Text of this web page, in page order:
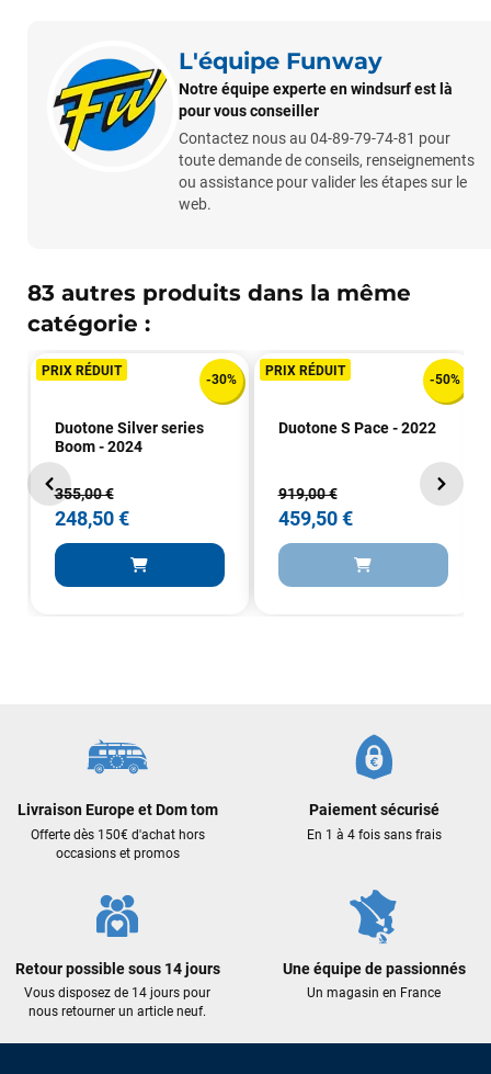
L'équipe Funway
Notre équipe experte en windsurf est là
pour vous conseiller
Contactez nous au 04-89-79-74-81 pour
toute demande de conseils, renseignements
ou assistance pour valider les étapes sur le
web.
83 autres produits dans la même
catégorie :
PRIX RÉDUIT
-30%
Duotone Silver series
Boom - 2024
355,00 €
248,50 €
PRIX RÉDUIT
-50%
Duotone S Pace - 2022
919,00 €
459,50 €
Livraison Europe et Dom tom
Offerte dès 150€ d'achat hors
occasions et promos
Paiement sécurisé
En 1 à 4 fois sans frais
Retour possible sous 14 jours
Vous disposez de 14 jours pour
nous retourner un article neuf.
Une équipe de passionnés
Un magasin en France
LAISSER UN AVIS